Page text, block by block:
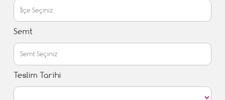
Semt
Teslim Tarihi